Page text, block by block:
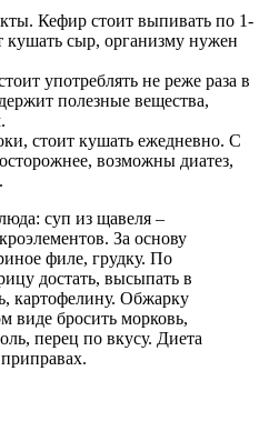
Кефир стоит выпивать по 1-
кушать сыр, организму нужен
употреблять не реже раза в
полезные вещества,
стоит кушать ежедневно. С
возможны диатез,
суп из щавеля –
За основу
филе, грудку. По
достать, высыпать в
картофелину. Обжарку
виде бросить морковь,
перец по вкусу. Диета